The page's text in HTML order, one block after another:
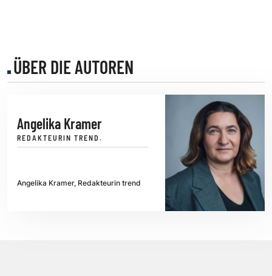
ÜBER DIE AUTOREN
Angelika Kramer
REDAKTEURIN TREND.
Angelika Kramer, Redakteurin trend